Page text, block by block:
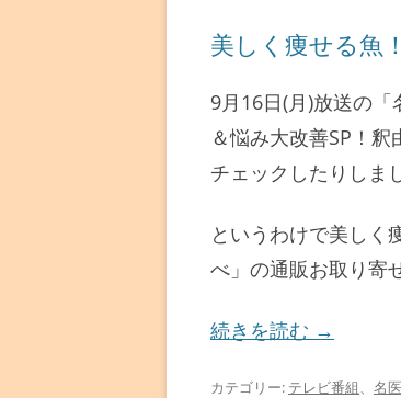
美しく痩せる魚
9月16日(月)放送の
＆悩み大改善SP！
チェックしたりしま
というわけで美しく
べ」の通販お取り寄
続きを読む →
カテゴリー: テレビ番組、 名